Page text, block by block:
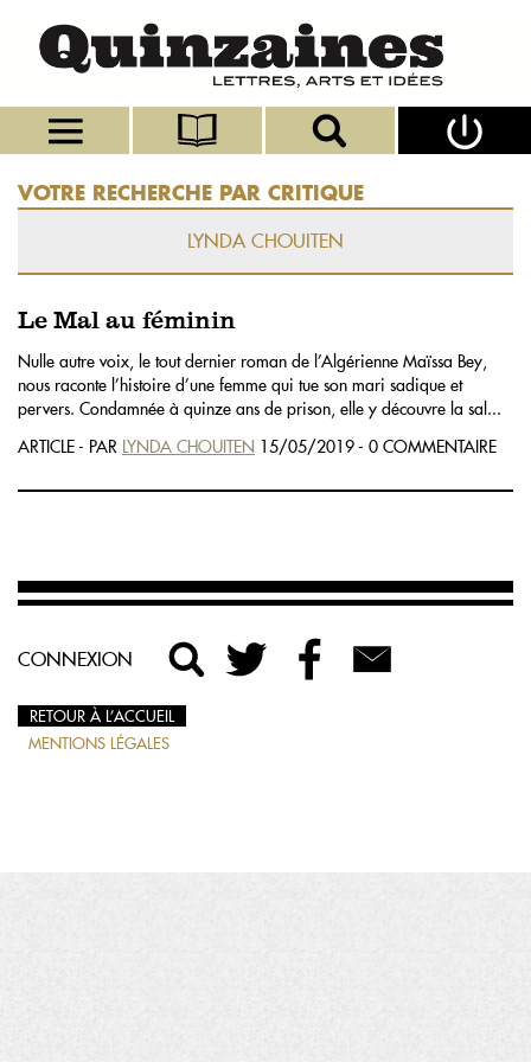
VOTRE RECHERCHE PAR CRITIQUE
LYNDA CHOUITEN
Le Mal au féminin
Nulle autre voix, le tout dernier roman de l’Algérienne Maïssa Bey,
nous raconte l’histoire d’une femme qui tue son mari sadique et
pervers. Condamnée à quinze ans de prison, elle y découvre la sal...
ARTICLE - PAR LYNDA CHOUITEN 15/05/2019 - 0 COMMENTAIRE
CONNEXION
RETOUR À L’ACCUEIL
MENTIONS LÉGALES